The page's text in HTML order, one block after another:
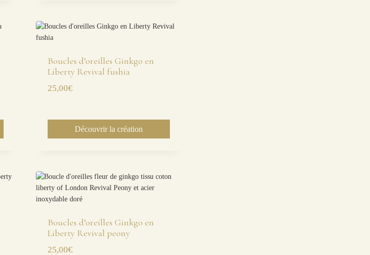
Boucles d’oreilles Ginkgo en
Liberty Revival fushia
25,00€
Découvrir la création
Boucles d’oreilles Ginkgo en
Liberty Revival peony
25,00€